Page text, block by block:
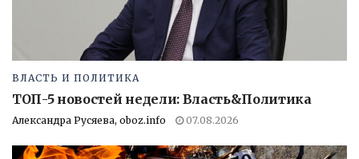
ВЛАСТЬ И ПОЛИТИКА
ТОП-5 новостей недели: Власть&Политика
Александра Русяева, oboz.info 07.08.2026